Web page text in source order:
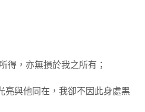
得，亦無損於我之所有；
亮與他同在，我卻不因此身處黑